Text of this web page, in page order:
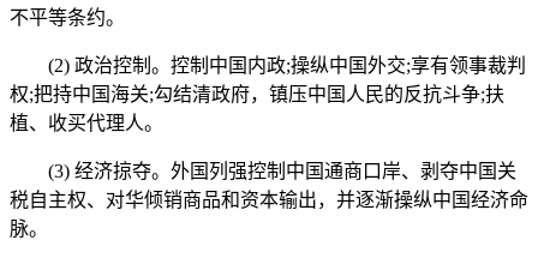
不平等条约。
(2) 政治控制。控制中国内政;操纵中国外交;享有领事裁判
权;把持中国海关;勾结清政府，镇压中国人民的反抗斗争;扶
植、收买代理人。
(3) 经济掠夺。外国列强控制中国通商口岸、剥夺中国关
税自主权、对华倾销商品和资本输出，并逐渐操纵中国经济命
脉。